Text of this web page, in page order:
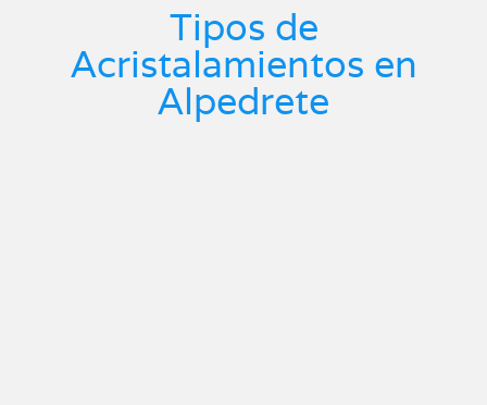
Tipos de
Acristalamientos en
Alpedrete